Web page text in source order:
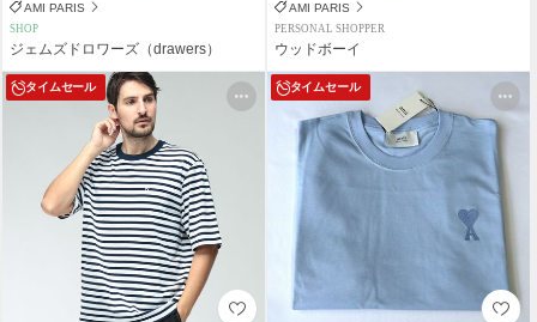
AMI PARIS
SHOP
ジェムズドロワーズ（drawers）
AMI PARIS
PERSONAL SHOPPER
ウッドボーイ
タイムセール タイムセール